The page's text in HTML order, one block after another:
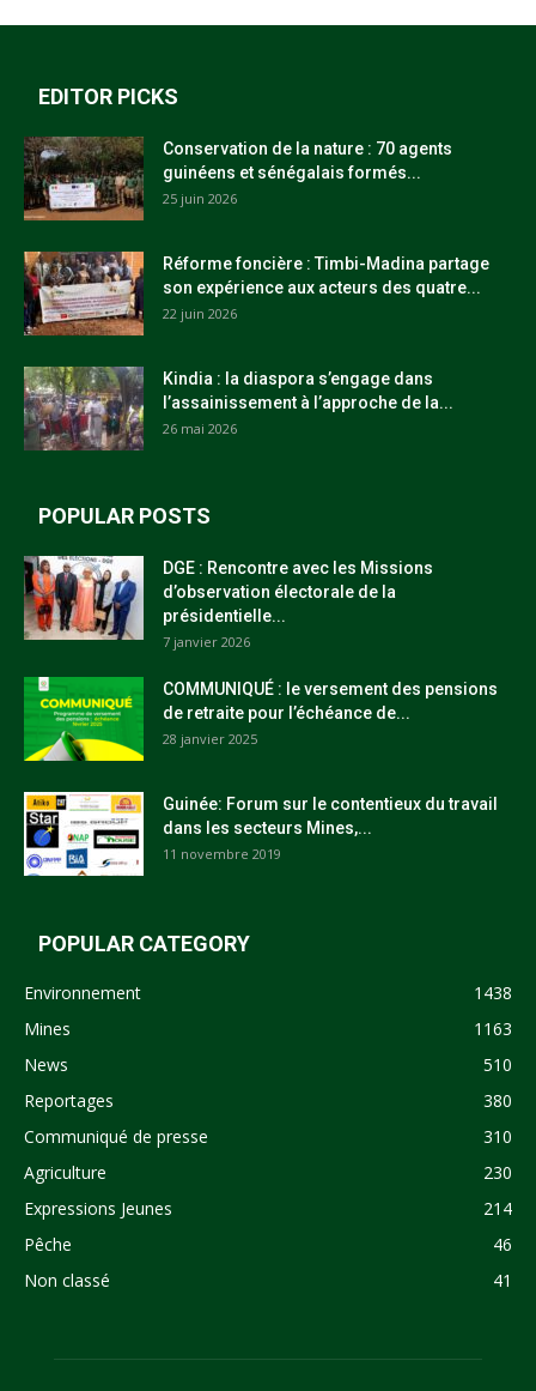
EDITOR PICKS
Conservation de la nature : 70 agents
guinéens et sénégalais formés...
25 juin 2026
Réforme foncière : Timbi-Madina partage
son expérience aux acteurs des quatre...
22 juin 2026
Kindia : la diaspora s’engage dans
l’assainissement à l’approche de la...
26 mai 2026
POPULAR POSTS
DGE : Rencontre avec les Missions
d’observation électorale de la
présidentielle...
7 janvier 2026
COMMUNIQUÉ : le versement des pensions
de retraite pour l’échéance de...
28 janvier 2025
Guinée: Forum sur le contentieux du travail
dans les secteurs Mines,...
11 novembre 2019
POPULAR CATEGORY
Environnement
1438
Mines
1163
News
510
Reportages
380
Communiqué de presse
310
Agriculture
230
Expressions Jeunes
214
Pêche
46
Non classé
41